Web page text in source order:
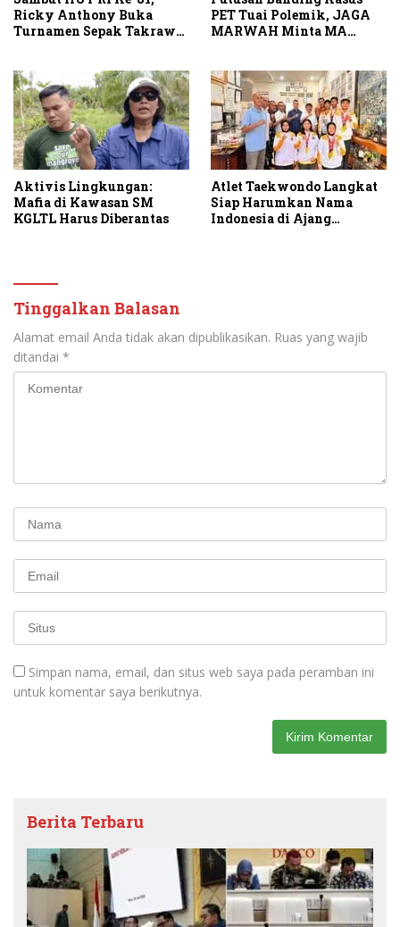
Ricky Anthony Buka
Turnamen Sepak Takraw
PET Tuai Polemik, JAGA
MARWAH Minta MA
Aktivis Lingkungan:
Mafia di Kawasan SM
KGLTL Harus Diberantas
Atlet Taekwondo Langkat
Siap Harumkan Nama
Indonesia di Ajang
Tinggalkan Balasan
Alamat email Anda tidak akan dipublikasikan. Ruas yang wajib
ditandai *
Simpan nama, email, dan situs web saya pada peramban ini
untuk komentar saya berikutnya.
Berita Terbaru